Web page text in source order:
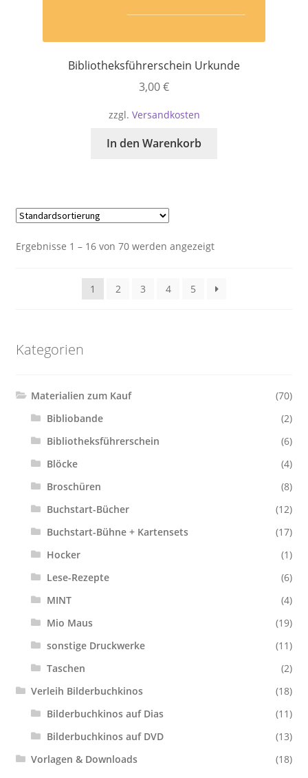
Bibliotheksführerschein Urkunde
3,00€
zzgl. Versandkosten
In den Warenkorb
Ergebnisse 1 – 16 von 70 werden angezeigt
1 2 3 4 5
Kategorien
Materialien zum Kauf
(70)
Bibliobande
(2)
Bibliotheksführerschein
(6)
Blöcke
(4)
Broschüren
(8)
Buchstart-Bücher
(12)
Buchstart-Bühne + Kartensets
(17)
Hocker
(1)
Lese-Rezepte
(6)
MINT
(4)
Mio Maus
(19)
sonstige Druckwerke
(11)
Taschen
(2)
Verleih Bilderbuchkinos
(18)
Bilderbuchkinos auf Dias
(11)
Bilderbuchkinos auf DVD
(13)
Vorlagen & Downloads
(18)